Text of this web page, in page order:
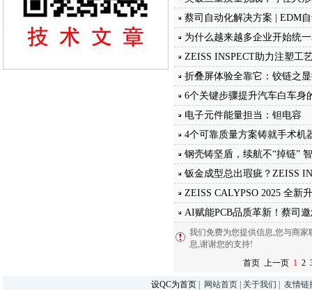
蔡司自动化解决方案 | EDM
为什么越来越多企业开始统
ZEISS INSPECT助力注塑工
折叠屏体验全靠它：铰链之
6个关键步骤提升汽车白车身
电子元件能量担当：钽电容
4个可靠质量方案铸就手术机
钢壳铸坚盾，续航不“掉链”
钣金成型总出瑕疵？ZEISS
ZEISS CALYPSO 2025 全新
AI赋能PCB品质革新！蔡司
我们免费为您提供信息,您与商
息,谢谢您的支持!
首页 上一页 1 2
设QC为首页 网站首页 关于我们 友情链